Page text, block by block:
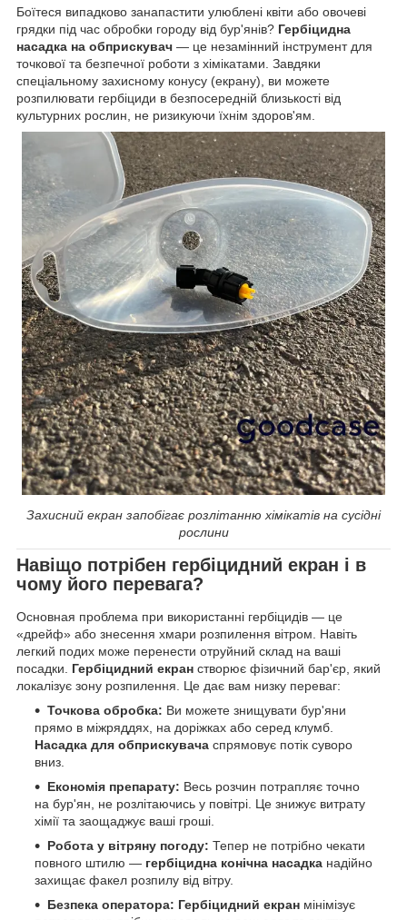
Боїтеся випадково занапастити улюблені квіти або овочеві
грядки під час обробки городу від бур'янів? Гербіцидна
насадка на обприскувач — це незамінний інструмент для
точкової та безпечної роботи з хімікатами. Завдяки
спеціальному захисному конусу (екрану), ви можете
розпилювати гербіциди в безпосередній близькості від
культурних рослин, не ризикуючи їхнім здоров'ям.
Захисний екран запобігає розлітанню хімікатів на сусідні
рослини
Навіщо потрібен гербіцидний екран і в
чому його перевага?
Основная проблема при використанні гербіцидів — це
«дрейф» або знесення хмари розпилення вітром. Навіть
легкий подих може перенести отруйний склад на ваші
посадки. Гербіцидний екран створює фізичний бар'єр, який
локалізує зону розпилення. Це дає вам низку переваг:
Точкова обробка: Ви можете знищувати бур'яни
прямо в міжряддях, на доріжках або серед клумб.
Насадка для обприскувача спрямовує потік суворо
вниз.
Економія препарату: Весь розчин потрапляє точно
на бур'ян, не розлітаючись у повітрі. Це знижує витрату
хімії та заощаджує ваші гроші.
Робота у вітряну погоду: Тепер не потрібно чекати
повного штилю — гербіцидна конічна насадка надійно
захищає факел розпилу від вітру.
Безпека оператора: Гербіцидний екран мінімізує